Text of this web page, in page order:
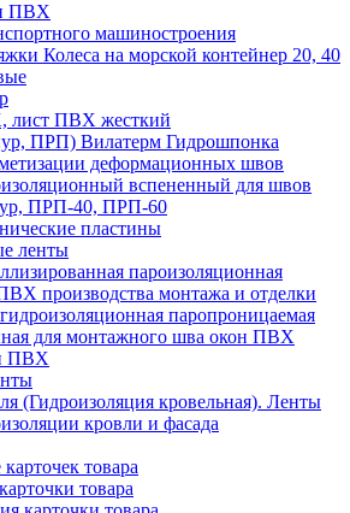
ПВХ
машиностроения
Колеса на морской контейнер 20, 40
лист ПВХ жесткий
ПРП) Вилатерм Гидрошпонка
деформационных швов
вспененный для швов
ПРП-40, ПРП-60
пластины
ленты
пароизоляционная
производства монтажа и отделки
паропроницаемая
для монтажного шва окон ПВХ
ПВХ
(Гидроизоляция кровельная). Ленты
кровли и фасада
товара
товара